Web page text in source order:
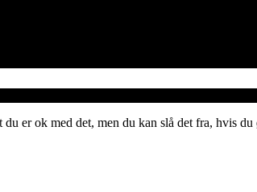
er ok med det, men du kan slå det fra, hvis du